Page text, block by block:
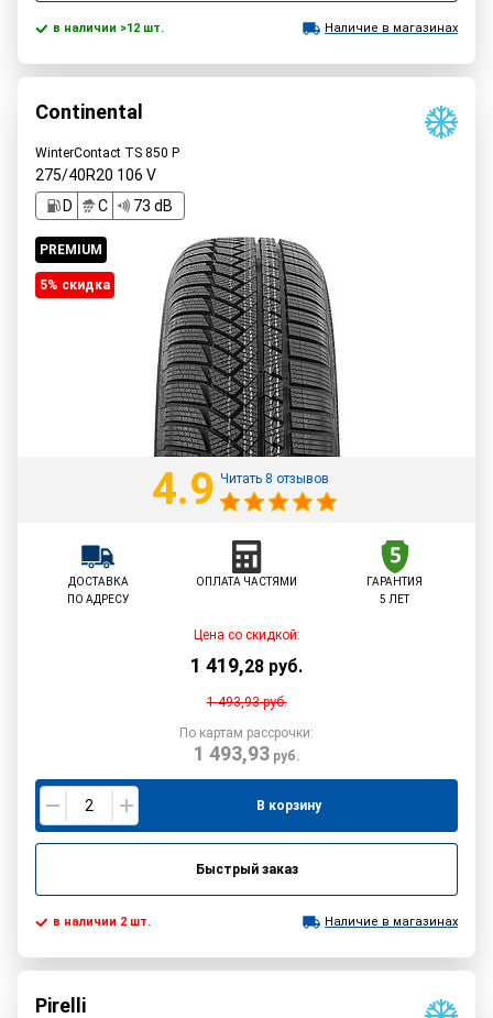
в наличии >12 шт. Наличие в магазинах
Continental
WinterContact TS 850 P
275/40R20 106 V
D
C 73 dB
PREMIUM
5% cкидка
4.9 Читать 8 отзывов
ДОСТАВКА
ПО АДРЕСУ
ОПЛАТА ЧАСТЯМИ
ГАРАНТИЯ
5 ЛЕТ
Цена со скидкой:
1 419,28 руб.
1 493,93руб.
По картам рассрочки:
1 493,93руб.
В корзину
Быстрый заказ
в наличии 2 шт. Наличие в магазинах
Pirelli